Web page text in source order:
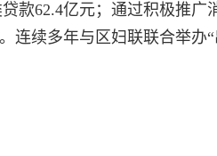
款62.4亿元；通过积极推
连续多年与区妇联联合举